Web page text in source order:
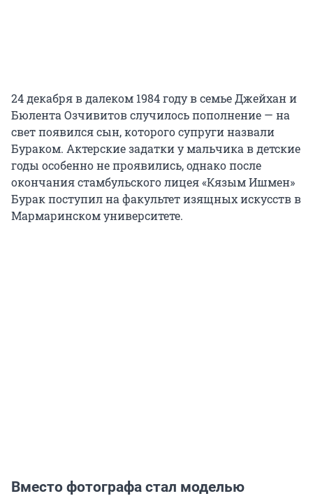
24 декабря в далеком 1984 году в семье Джейхан и
Бюлента Озчивитов случилось пополнение — на
свет появился сын, которого супруги назвали
Бураком. Актерские задатки у мальчика в детские
годы особенно не проявились, однако после
окончания стамбульского лицея «Кязым Ишмен»
Бурак поступил на факультет изящных искусств в
Мармаринском университете.
Вместо фотографа стал моделью